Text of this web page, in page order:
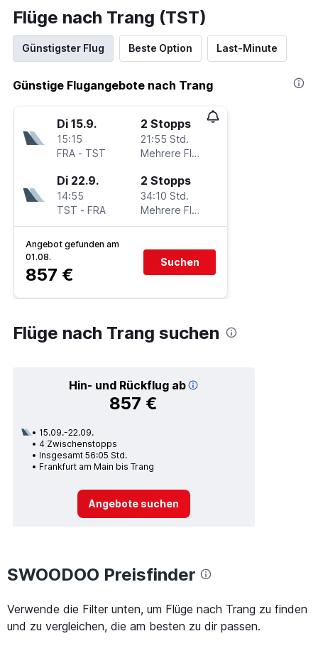
Flüge nach Trang (TST)
Günstigster Flug Beste Option Last-Minute
Günstige Flugangebote nach Trang
Di 15.9.
15:15
FRA - TST
2 Stopps
21:55 Std.
Mehrere Fluglinien
Di 22.9.
14:55
TST - FRA
2 Stopps
34:10 Std.
Mehrere Fluglinien
Angebot gefunden am
01.08.
857 €
Suchen
Flüge nach Trang suchen
Hin- und Rückflug ab
857 €
15.09.-22.09.
4 Zwischenstopps
Insgesamt 56:05 Std.
Frankfurt am Main bis Trang
Angebote suchen
SWOODOO Preisfinder
Verwende die Filter unten, um Flüge nach Trang zu finden
und zu vergleichen, die am besten zu dir passen.